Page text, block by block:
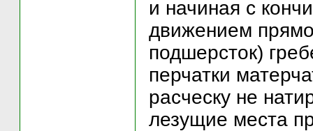
и начиная с
движением
подшерсток)
перчатки
расческу не
лезущие места